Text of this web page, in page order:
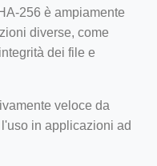
256 è ampiamente
diverse, come
dei file e
veloce da
in applicazioni ad